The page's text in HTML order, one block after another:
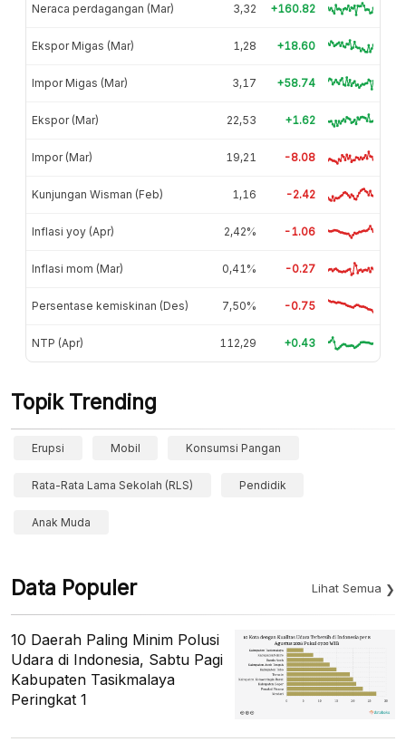
Neraca perdagangan (Mar) 3,32 +160.82
Ekspor Migas (Mar) 1,28 +18.60
Impor Migas (Mar) 3,17 +58.74
Ekspor (Mar) 22,53 +1.62
Impor (Mar) 19,21 -8.08
Kunjungan Wisman (Feb) 1,16 -2.42
Inflasi yoy (Apr) 2,42% -1.06
Inflasi mom (Mar) 0,41% -0.27
Persentase kemiskinan (Des) 7,50% -0.75
NTP (Apr) 112,29 +0.43
Topik Trending
Erupsi Mobil Konsumsi Pangan
Rata-Rata Lama Sekolah (RLS) Pendidik
Anak Muda
Data Populer Lihat Semua
10 Daerah Paling Minim Polusi
Udara di Indonesia, Sabtu Pagi
Kabupaten Tasikmalaya
Peringkat 1